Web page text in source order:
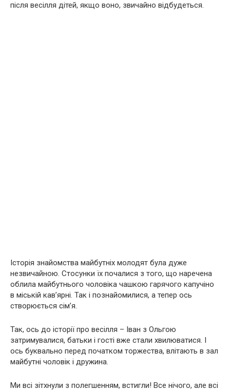
після весілля дітей, якщо воно, звичайно відбудеться.
Історія знайомства майбутніх молодят була дуже
незвичайною. Стосунки їх почалися з того, що наречена
облила майбутнього чоловіка чашкою гарячого капучіно
в міській кав’ярні. Так і познайомилися, а тепер ось
створюється сім’я.
Так, ось до історії про весілля – Іван з Ольгою
затримувалися, батьки і гості вже стали хвилюватися. І
ось буквально перед початком торжества, влітають в зал
майбутні чоловік і дружина.
Ми всі зітхнули з полегшенням, встигли! Все нічого, але всі